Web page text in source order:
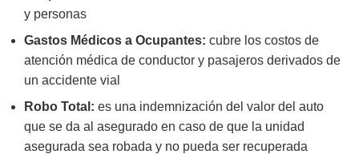
y personas
Gastos Médicos a Ocupantes: cubre los costos de
atención médica de conductor y pasajeros derivados de
un accidente vial
Robo Total: es una indemnización del valor del auto
que se da al asegurado en caso de que la unidad
asegurada sea robada y no pueda ser recuperada